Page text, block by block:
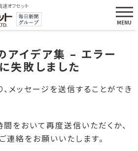
速オフセット
アイデア集 – エラー
失敗しました
メッセージを送信することができ
をおいて再度送信いただくか、
絡をお願いいたします。